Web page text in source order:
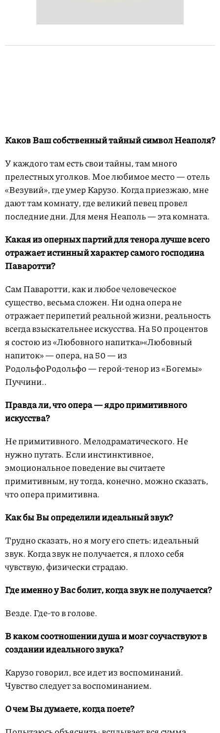
Каков Ваш собственный тайный символ Неаполя?
У каждого там есть свои тайны, там много
прелестных уголков. Мое любимое место — отель
«Везувий», где умер Карузо. Когда приезжаю, мне
дают там комнату, где великий певец провел
последние дни. Для меня Неаполь — эта комната.
Какая из оперных партий для тенора лучше всего
отражает истинный характер самого господина
Паваротти?
Сам Паваротти, как и любое человеческое
существо, весьма сложен. Ни одна опера не
отражает перипетий реальной жизни, реальность
всегда взыскательнее искусства. На 50 процентов
я состою из«Любовного напитка»«Любовный
напиток» — опера, на 50 — из
РодольфоРодольфо — герой-тенор из «Богемы»
Пуччини..
Правда ли, что опера — ядро примитивного
искусства?
Не примитивного. Мелодраматического. Не
нужно путать. Если инстинктивное,
эмоциональное поведение вы считаете
примитивным, ну тогда, конечно, можно сказать,
что опера примитивна.
Как бы Вы определили идеальный звук?
Трудно сказать, но я могу его спеть: идеальный
звук. Когда звук не получается, я плохо себя
чувствую, физически страдаю.
Где именно у Вас болит, когда звук не получается?
Везде. Где-то в голове.
В каком соотношении душа и мозг соучаствуют в
создании идеального звука?
Карузо говорил, все идет из воспоминаний.
Чувство следует за воспоминанием.
О чем Вы думаете, когда поете?